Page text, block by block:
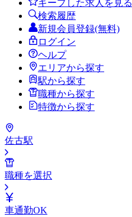
キープした求人を見る
検索履歴
新規会員登録(無料)
ログイン
ヘルプ
エリアから探す
駅から探す
職種から探す
特徴から探す
佐古駅
職種を選択
車通勤OK